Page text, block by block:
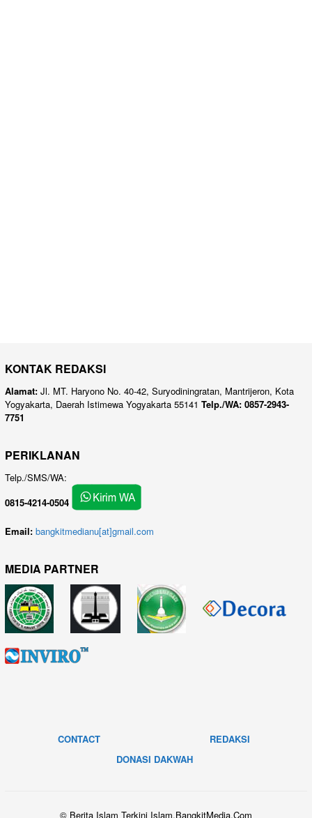
KONTAK REDAKSI
Alamat: Jl. MT. Haryono No. 40-42, Suryodiningratan, Mantrijeron, Kota
Yogyakarta, Daerah Istimewa Yogyakarta 55141 Telp./WA: 0857-2943-
7751
PERIKLANAN
Telp./SMS/WA:
0815-4214-0504
Email: bangkitmedianu[at]gmail.com
MEDIA PARTNER
CONTACT
REDAKSI
DONASI DAKWAH
© Berita Islam Terkini Islam.BangkitMedia.Com